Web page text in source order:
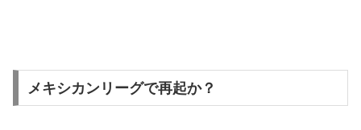
メキシカンリーグで再起か？